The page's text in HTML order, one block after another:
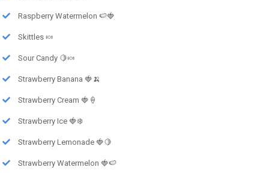
Raspberry Watermelon 🍉🍓
Skittles 🍬
Sour Candy 🍋🍬
Strawberry Banana 🍓🍌
Strawberry Cream 🍓🍦
Strawberry Ice 🍓❄️
Strawberry Lemonade 🍓🍋
Strawberry Watermelon 🍓🍉